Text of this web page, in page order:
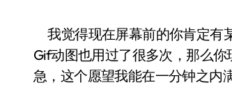
我觉得现在屏幕前的你肯定有
Gif动图也用过了很多次，那么
急，这个愿望我能在一分钟之内